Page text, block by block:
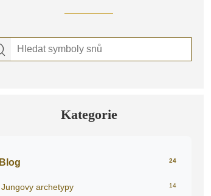
Kategorie
Blog 24
Jungovy archetypy 14